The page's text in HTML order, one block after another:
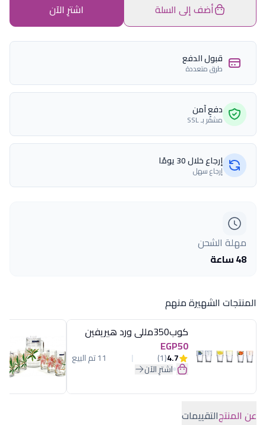
أضف إلى السلة اشترِ الآن
قبول الدفع
طرق متعددة
دفع آمن
مشفّر بـ SSL
إرجاع خلال 30 يومًا
إرجاع سهل
مهلة الشحن
48 ساعة
المنتجات الشهيرة منهم
كوب350مللى ورد هيريفين
EGP50
4.7
(1) 11 تم البيع
اشترِ الآن
عن المنتجالتقييمات